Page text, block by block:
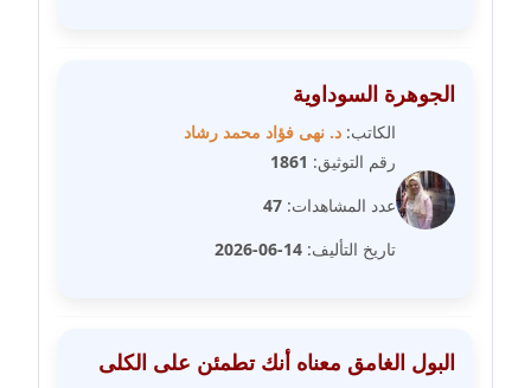
مدونة صفية الجيار
عاملة
مدونة طارق المسيري
عاملة
الجوهرة السوداوية
الكاتب: د. نهى فؤاد محمد رشاد
رقم التوثيق: 1861
عدد المشاهدات: 47
تاريخ التأليف: 14-06-2026
البول الغامق معناه أنك تطمئن على الكلى